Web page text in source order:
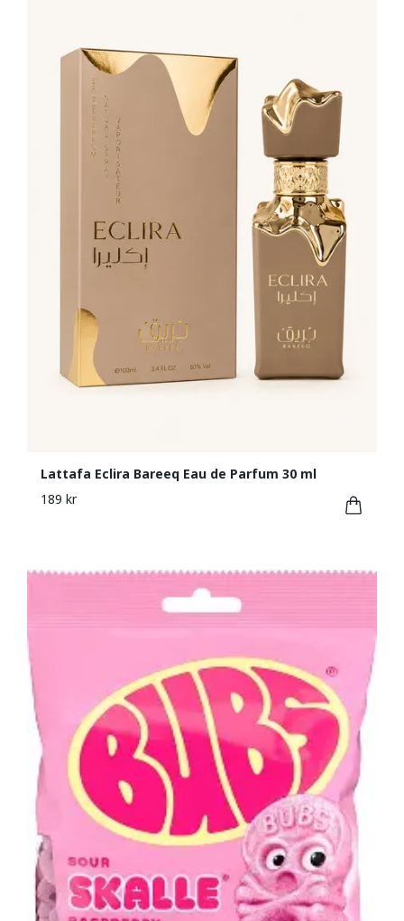
Lattafa Eclira Bareeq Eau de Parfum 30 ml
189 kr